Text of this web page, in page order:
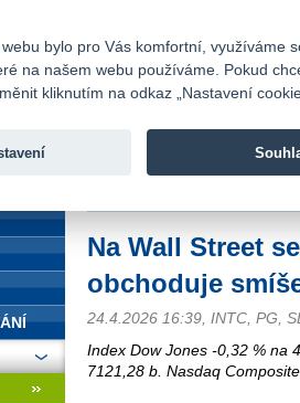
Fio banka
Na Wall Street
obchoduje
24.4.2026 16:39, INTC, PG,
Index Dow Jones -0,32 % na
7121,28 b. Nasdaq
bylo pro Vás komfortní, využíváme
na našem webu používáme. Pokud
kliknutím na odkaz „Nastavení